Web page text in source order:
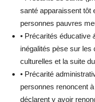
santé apparaissent tôt
personnes pauvres
• Précarités éducative
inégalités pèse sur les
culturelles et la suite
• Précarité
personnes renoncent
déclarent y avoir